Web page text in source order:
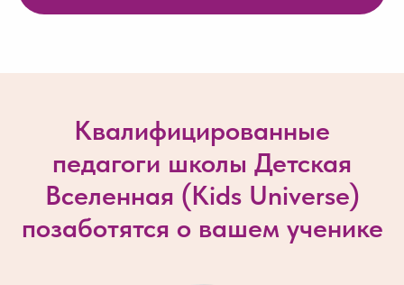
Квалифицированные
педагоги школы Детская
Вселенная (Kids Universe)
позаботятся о вашем ученике